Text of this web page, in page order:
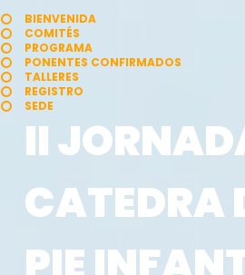
BIENVENIDA
COMITÉS
PROGRAMA
PONENTES CONFIRMADOS
TALLERES
REGISTRO
SEDE
II
CATEDRA